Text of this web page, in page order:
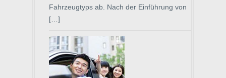
Fahrzeugtyps ab. Nach der Einführung von
[…]